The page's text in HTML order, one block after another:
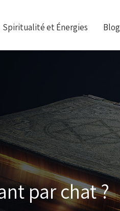
Spiritualité et Énergies Blog
par chat ?